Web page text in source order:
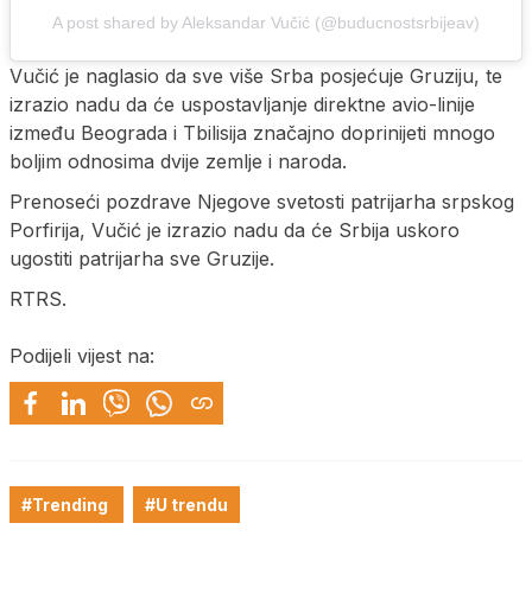
A post shared by Aleksandar Vučić (@buducnostsrbijeav)
Vučić je naglasio da sve više Srba posjećuje Gruziju, te
izrazio nadu da će uspostavljanje direktne avio-linije
između Beograda i Tbilisija značajno doprinijeti mnogo
boljim odnosima dvije zemlje i naroda.
Prenoseći pozdrave Njegove svetosti patrijarha srpskog
Porfirija, Vučić je izrazio nadu da će Srbija uskoro
ugostiti patrijarha sve Gruzije.
RTRS.
Podijeli vijest na:
#Trending #U trendu